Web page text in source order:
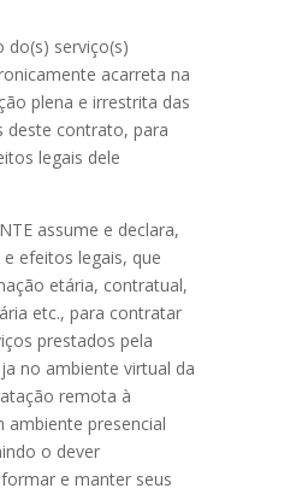
serviço(s)
acarreta na
plena e irrestrita das
deste contrato, para
legais dele
assume e declara,
efeitos legais, que
etária, contratual,
etc., para contratar
prestados pela
no ambiente virtual da
remota à
ambiente presencial
o dever
e manter seus